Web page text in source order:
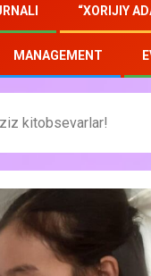
“XORIJIY
MANAGEMENT
kitobsevarlar!